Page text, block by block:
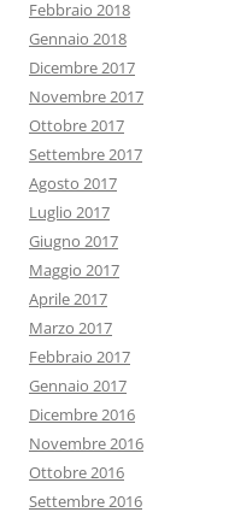
Febbraio 2018
Gennaio 2018
Dicembre 2017
Novembre 2017
Ottobre 2017
Settembre 2017
Agosto 2017
Luglio 2017
Giugno 2017
Maggio 2017
Aprile 2017
Marzo 2017
Febbraio 2017
Gennaio 2017
Dicembre 2016
Novembre 2016
Ottobre 2016
Settembre 2016